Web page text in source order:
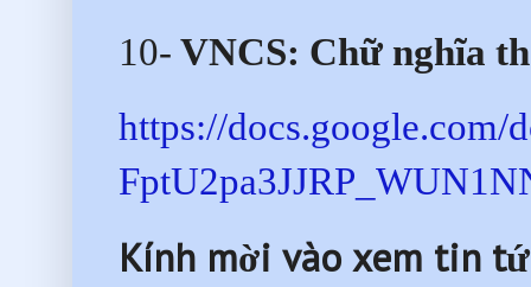
10- VNCS: Chữ nghĩa
https://
Kính mời vào xem tin